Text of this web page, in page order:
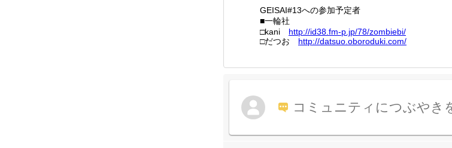
GEISAI#13への参加予定者
■一輪社
□kani http://id38.fm-p.jp/78/zombiebi/
□だつお http://datsuo. oboroduki.com/
コミュニティにつぶやき